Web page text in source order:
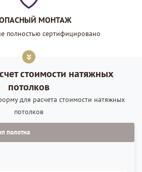
МОНТАЖ
полностью сертифицировано
стоимости натяжных
потолков
для расчета стоимости натяжных
потолков
полотна